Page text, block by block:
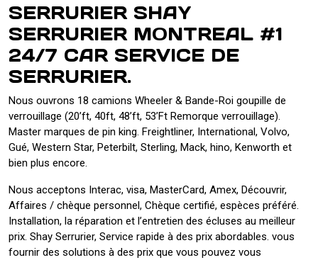
SERRURIER SHAY
SERRURIER MONTREAL #1
24/7 CAR SERVICE DE
SERRURIER.
Nous ouvrons 18 camions Wheeler & Bande-Roi goupille de
verrouillage (20’ft, 40ft, 48’ft, 53’Ft Remorque verrouillage).
Master marques de pin king. Freightliner, International, Volvo,
Gué, Western Star, Peterbilt, Sterling, Mack, hino, Kenworth et
bien plus encore.
Nous acceptons Interac, visa, MasterCard, Amex, Découvrir,
Affaires / chèque personnel, Chèque certifié, espèces préféré.
Installation, la réparation et l’entretien des écluses au meilleur
prix. Shay Serrurier, Service rapide à des prix abordables. vous
fournir des solutions à des prix que vous pouvez vous